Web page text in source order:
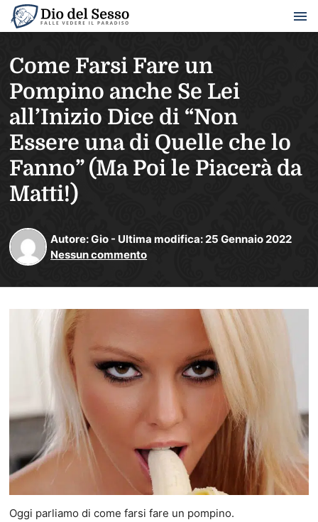
Come Farsi Fare un
Pompino anche Se Lei
all’Inizio Dice di “Non
Essere una di Quelle che lo
Fanno” (Ma Poi le Piacerà da
Matti!)
Autore:Gio - Ultima modifica: 25 Gennaio 2022
Nessun commento
Oggi parliamo di come farsi fare un pompino.